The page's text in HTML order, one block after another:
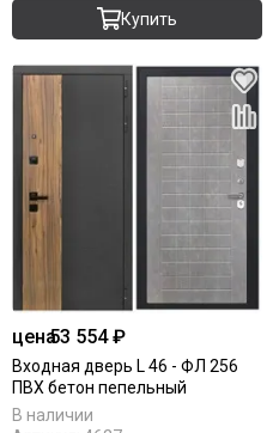
Купить
цена53 554 ₽
Входная дверь L 46 - ФЛ 256
ПВХ бетон пепельный
В наличии